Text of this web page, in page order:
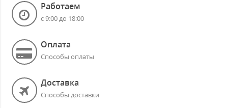
Работаем
с 9:00 до 18:00
Оплата
Способы оплаты
Доставка
Способы доставки